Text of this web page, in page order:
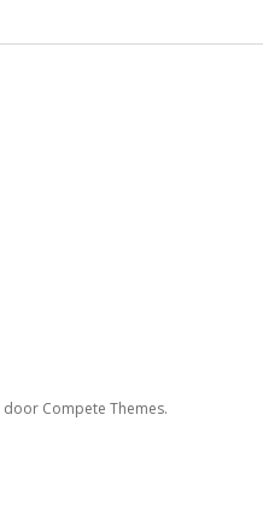
door Compete Themes.